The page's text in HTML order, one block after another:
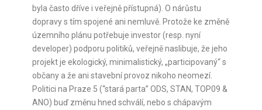
byla často dříve i veřejně přístupná). O nárůstu
dopravy s tím spojené ani nemluvě. Protože ke změně
územního plánu potřebuje investor (resp. nyní
developer) podporu politiků, veřejně naslibuje, že jeho
projekt je ekologický, minimalistický, „participovaný“ s
občany a že ani stavební provoz nikoho neomezí.
Politici na Praze 5 (“stará parta” ODS, STAN, TOP09 &
ANO) buď změnu hned schválí, nebo s chápavým